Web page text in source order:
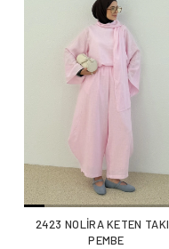
2423 NOLİRA KETEN
PEMBE